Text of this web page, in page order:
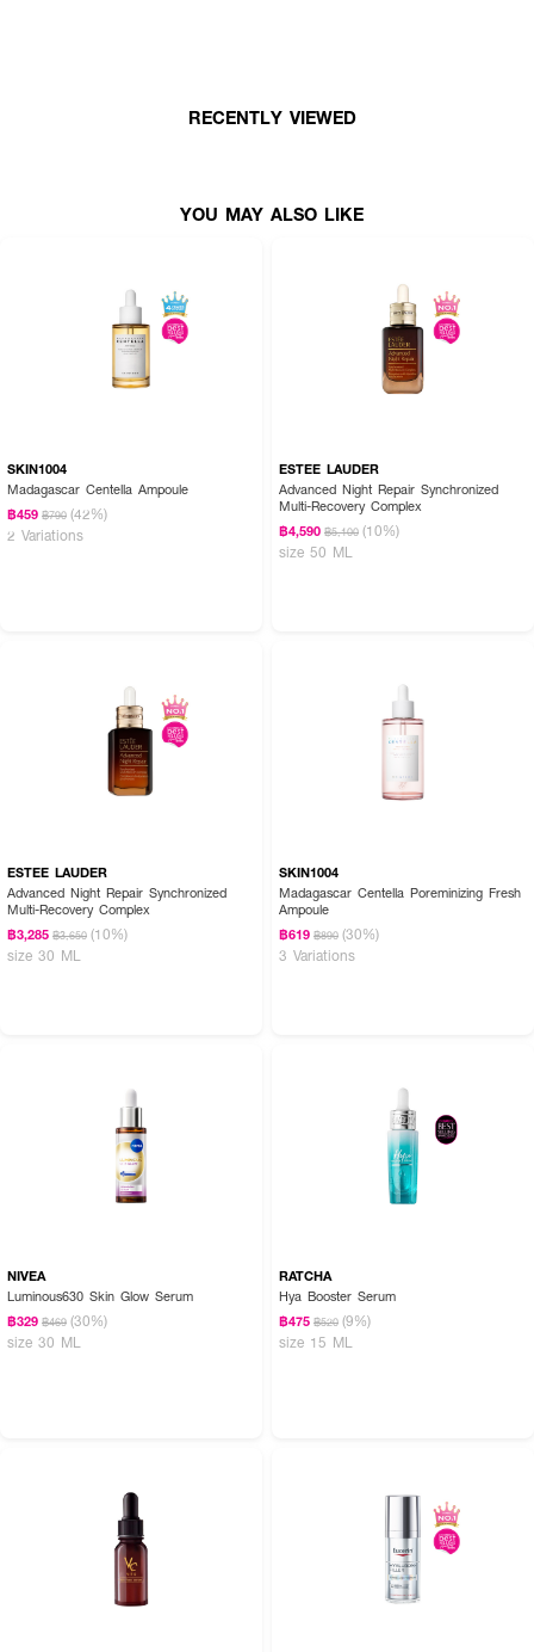
· ปกป้อง 10 สัญญาณ การเกิดริ้วรอยแห่งวัย
เข้าฟื้นฟูสภาพผิวได้อย่างรวดเร็ว
SULWHASOO First Care Activating Serumคือ "ขั้นตอนแรก" ในการบำรุง
ผิวเป็นประจำในทุกๆวันด้วยเอสเซ่นส์ที่ช่วยคืนความสมดุลให้กับผิวของคุณหลัง
ทำความสะอาดผิวหน้า ให้ถูมือทั้งสองข้างจนเกิดความร้อนหลัง จากนั้นกด First
Care Activating Serum ลงบนมือทั้งสองข้าง(ฝ่ามือ)
RECENTLY VIEWED
YOU MAY ALSO LIKE
SKIN1004
Madagascar Centella Ampoule
฿459 ฿790 (42%)
2 Variations
ESTEE LAUDER
Advanced Night Repair Synchronized
Multi-Recovery Complex
฿4,590 ฿5,100 (10%)
size 50 ML
ESTEE LAUDER
Advanced Night Repair Synchronized
Multi-Recovery Complex
฿3,285 ฿3,650 (10%)
size 30 ML
SKIN1004
Madagascar Centella Poreminizing Fresh
Ampoule
฿619 ฿890 (30%)
3 Variations
NIVEA
Luminous630 Skin Glow Serum
฿329 ฿469 (30%)
size 30 ML
RATCHA
Hya Booster Serum
฿475 ฿520 (9%)
size 15 ML